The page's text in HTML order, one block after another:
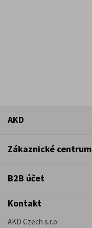
AKD
Zákaznické centrum
B2B účet
Kontakt
AKD Czech s.r.o.